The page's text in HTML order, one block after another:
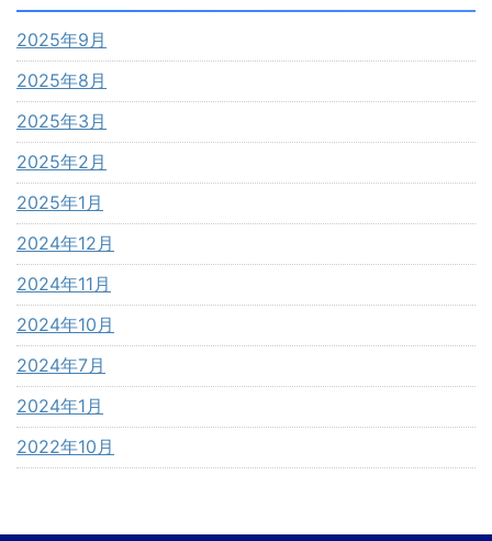
2025年9月
2025年8月
2025年3月
2025年2月
2025年1月
2024年12月
2024年11月
2024年10月
2024年7月
2024年1月
2022年10月